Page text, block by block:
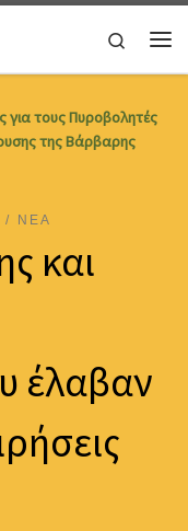
Search
για τους Πυροβολητές
της Βάρβαρης
ΝΕΑ
και
έλαβαν